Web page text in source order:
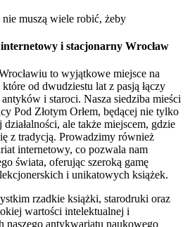
muszą wiele robić, żeby
i stacjonarny Wrocław
to wyjątkowe miejsce na
od dwudziestu lat z pasją łączy
i staroci. Nasza siedziba mieści
Pod Złotym Orłem, będącej nie tylko
działalności, ale także miejscem, gdzie
z tradycją. Prowadzimy również
internetowy, co pozwala nam
świata, oferując szeroką gamę
i unikatowych książek.
rzadkie książki, starodruki oraz
wartości intelektualnej i
naszego antykwariatu naukowego